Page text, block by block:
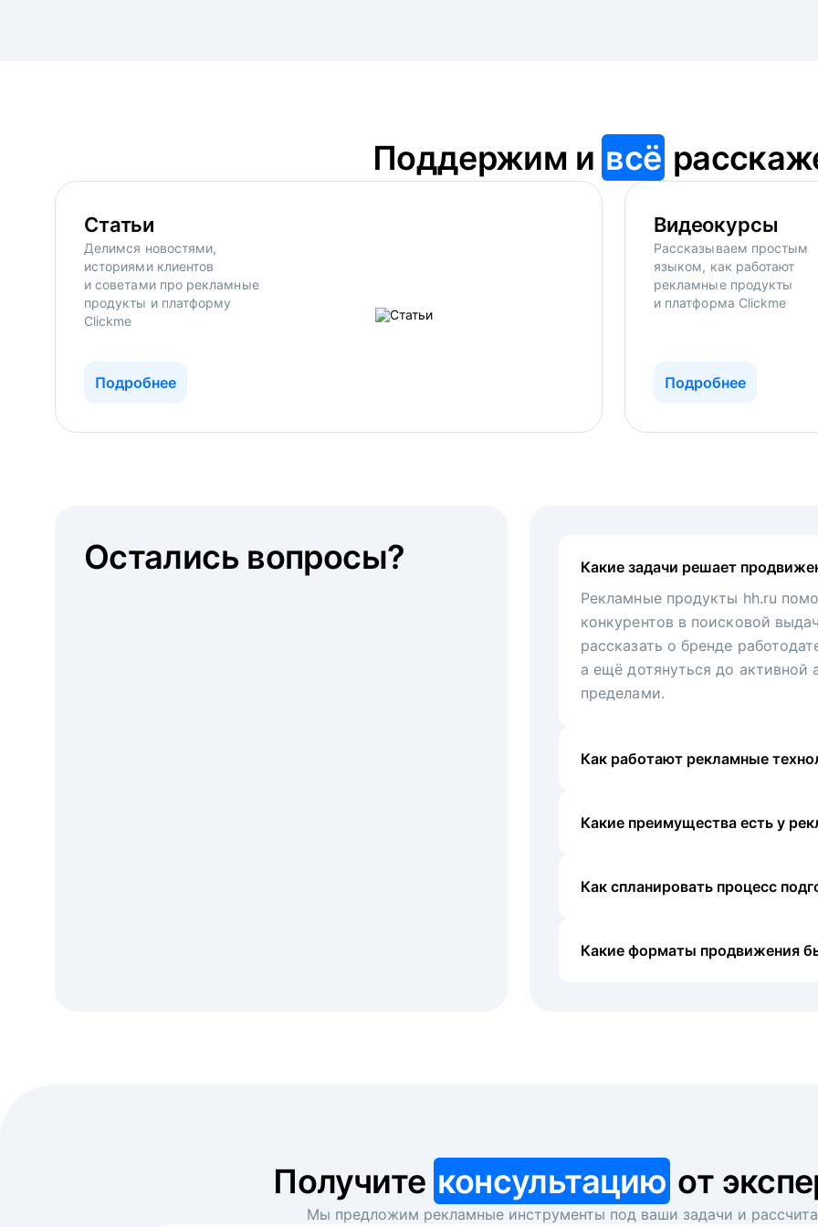
Поддержим и всё
Статьи
Делимся новостями,
историями клиентов
и советами про рекламные
продукты и платформу
Clickme
Подробнее
Видеокурсы
Рассказываем простым
языком, как работают
рекламные продукты
и платформа Clickme
Подробнее
Какие задачи решает
Рекламные продукты hh.ru
конкурентов в поисковой
рассказать о бренде
а ещё дотянуться до активной
пределами.
Как работают рекламные
Какие преимущества есть у
Как спланировать процесс
Какие форматы продвижения
Остались вопросы?
Получите консультацию от
Мы предложим рекламные инструменты под ваши задачи и